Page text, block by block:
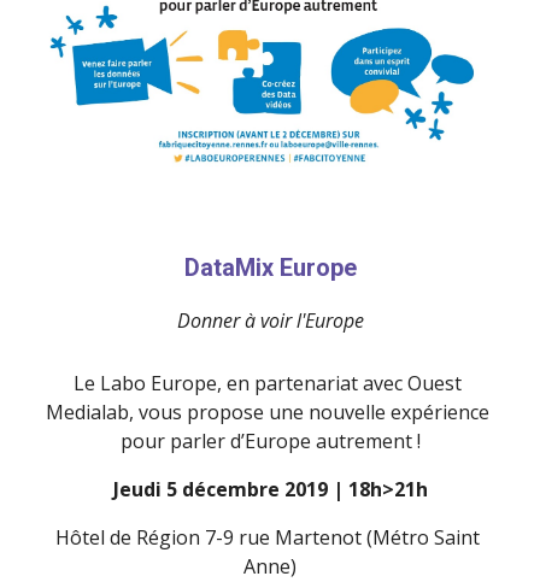
DataMix Europe
Donner à voir l'Europe
Le Labo Europe, en partenariat avec Ouest
Medialab, vous propose une nouvelle expérience
pour parler d’Europe autrement !
Jeudi 5 décembre 2019 | 18h>21h
Hôtel de Région 7-9 rue Martenot (Métro Saint
Anne)